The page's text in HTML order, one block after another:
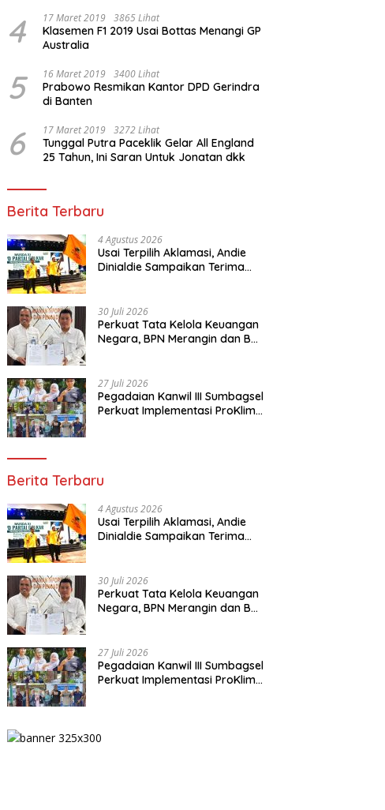
4 17 Maret 2019 3865 Lihat
Klasemen F1 2019 Usai Bottas Menangi GP
Australia
5 16 Maret 2019 3400 Lihat
Prabowo Resmikan Kantor DPD Gerindra
di Banten
6 17 Maret 2019 3272 Lihat
Tunggal Putra Paceklik Gelar All England
25 Tahun, Ini Saran Untuk Jonatan dkk
Berita Terbaru
4 Agustus 2026
Usai Terpilih Aklamasi, Andie
Dinialdie Sampaikan Terima
30 Juli 2026
Perkuat Tata Kelola Keuangan
Negara, BPN Merangin dan BRI
27 Juli 2026
Pegadaian Kanwil III Sumbagsel
Perkuat Implementasi ProKlim
Berita Terbaru
4 Agustus 2026
Usai Terpilih Aklamasi, Andie
Dinialdie Sampaikan Terima
30 Juli 2026
Perkuat Tata Kelola Keuangan
Negara, BPN Merangin dan BRI
27 Juli 2026
Pegadaian Kanwil III Sumbagsel
Perkuat Implementasi ProKlim